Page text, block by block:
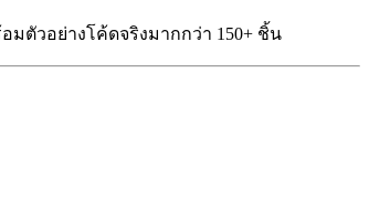
ตัวอย่างโค้ดจริงมากกว่า 150+ ชิ้น